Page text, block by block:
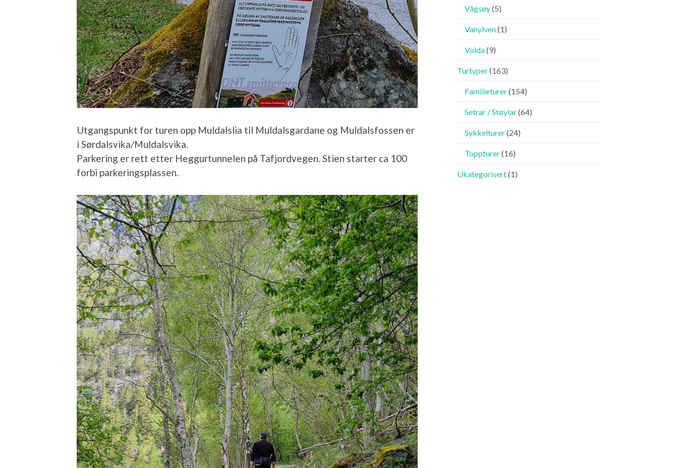
Utgangspunkt for turen opp Muldalslia til Muldalsgardane og Muldalsfossen er
i Sørdalsvika/Muldalsvika.
Parkering er rett etter Heggurtunnelen på Tafjordvegen. Stien starter ca 100
forbi parkeringsplassen.
Vågsøy(5)
Vanylven(1)
Volda(9)
Turtyper(163)
Familieturer(154)
Setrar / Støylar(64)
Sykkelturer(24)
Toppturer(16)
Ukategorisert(1)